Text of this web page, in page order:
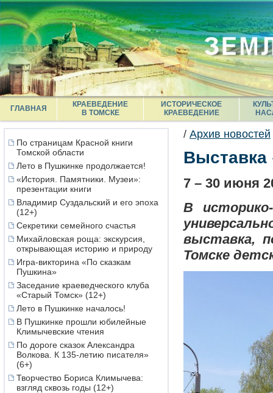
ГЛАВНАЯ
КРАЕВЕДЕНИЕ
В ТОМСКЕ
ИСТОРИЧЕСКОЕ
КРАЕВЕДЕНИЕ
По страницам Красной книги
Томской области
Лето в Пушкинке продолжается!
«История. Памятники. Музеи»:
презентации книги
Владимир Суздальский и его эпоха
(12+)
Секретики семейного счастья
Михайловская роща: экскурсия,
открывающая историю и природу
Игра-викторина «По сказкам
Пушкина»
Заседание краеведческого клуба
«Старый Томск» (12+)
Лето в Пушкинке началось!
В Пушкинке прошли юбилейные
Климычевские чтения
По дороге сказок Александра
Волкова. К 135-летию писателя»
(6+)
Творчество Бориса Климычева:
взгляд сквозь годы (12+)
/ Архив новостей
Выставка
7 – 30 июня
В
выставка,
Томске